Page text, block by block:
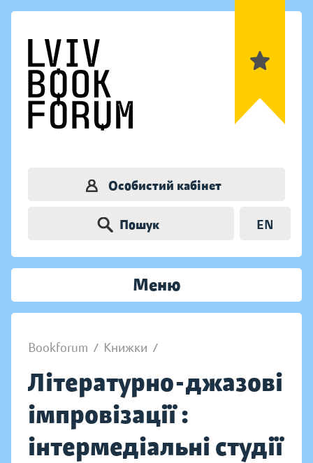
Особистий кабінет
Пошук EN
Меню
Bookforum / Книжки /
Літературно-джазові
імпровізації :
інтермедіальні студії